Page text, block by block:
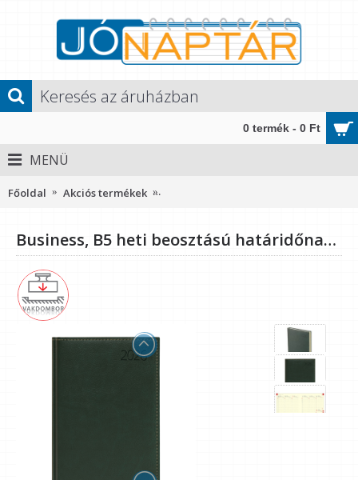
0 termék - 0 Ft
MENÜ
Főoldal Akciós termékek
Business, B5 heti beosztású határidőnapló, Zöld